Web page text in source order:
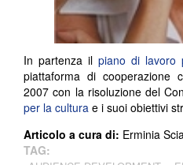
In partenza il piano di lavoro
piattaforma di cooperazione
2007 con la risoluzione del
per la cultura e i suoi obiettivi
Articolo a cura di: Erminia
TAG: